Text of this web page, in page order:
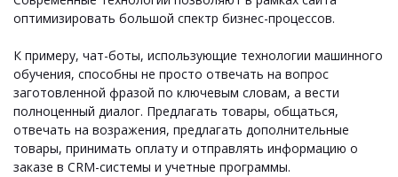
оптимизировать большой спектр бизнес-процессов.
К примеру, чат-боты, использующие технологии машинного
обучения, способны не просто отвечать на вопрос
заготовленной фразой по ключевым словам, а вести
полноценный диалог. Предлагать товары, общаться,
отвечать на возражения, предлагать дополнительные
товары, принимать оплату и отправлять информацию о
заказе в CRM-системы и учетные программы.